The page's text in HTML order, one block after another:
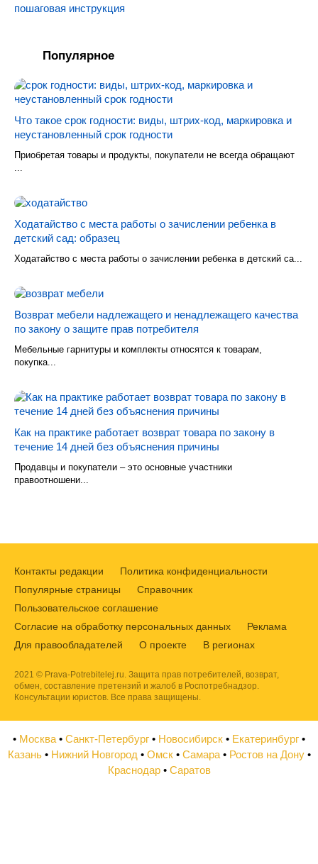
пошаговая инструкция
Популярное
Что такое срок годности: виды, штрих-код, маркировка и
неустановленный срок годности
Приобретая товары и продукты, покупатели не всегда обращают
...
Ходатайство с места работы о зачислении ребенка в
детский сад: образец
Ходатайство с места работы о зачислении ребенка в детский са...
Возврат мебели надлежащего и ненадлежащего качества
по закону о защите прав потребителя
Мебельные гарнитуры и комплекты относятся к товарам,
покупка...
Как на практике работает возврат товара по закону в
течение 14 дней без объяснения причины
Продавцы и покупатели – это основные участники
правоотношени...
Контакты редакции
Политика конфиденциальности
Популярные страницы
Справочник
Пользовательское соглашение
Согласие на обработку персональных данных
Реклама
Для правообладателей
О проекте В регионах
2021 © Prava-Potrebitelej.ru. Защита прав потребителей, возврат,
обмен, составление претензий и жалоб в Роспотребнадзор.
Консультации юристов. Все права защищены.
• Москва • Санкт-Петербург • Новосибирск • Екатеринбург •
Казань• Нижний Новгород • Омск• Самара• Ростов на Дону•
Краснодар• Саратов